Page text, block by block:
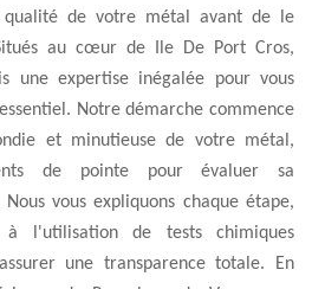
de votre métal avant de le
au cœur de Ile De Port Cros,
une expertise inégalée pour vous
Notre démarche commence
et minutieuse de votre métal,
de pointe pour évaluer sa
vous expliquons chaque étape,
à l'utilisation de tests chimiques
une transparence totale. En